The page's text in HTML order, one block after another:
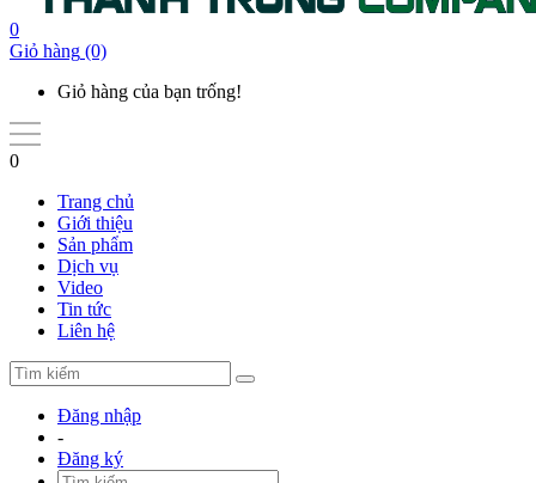
0
Giỏ hàng (0)
Giỏ hàng của bạn trống!
0
Trang chủ
Giới thiệu
Sản phẩm
Dịch vụ
Video
Tin tức
Liên hệ
Đăng nhập
-
Đăng ký